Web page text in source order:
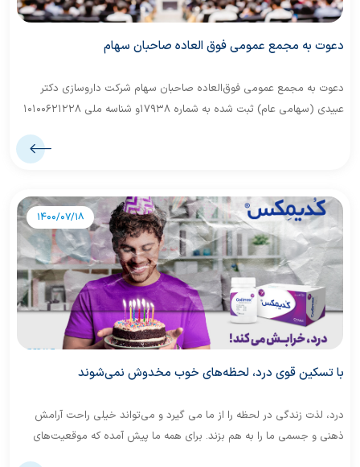
دعوت به مجمع عمومی فوق العاده صاحبان سهام
دعوت به مجمع عمومی فوق‌العاده صاحبان سهام شرکت داروسازی دکتر
عبیدی (سهامی عام) ثبت شده به شماره 17938و شناسه ملی 10100621228
1400/07/18
با تسکین قوی درد، لحظه‌های خوب مخدوش نمی‌شوند
درد، لذت زندگی در لحظه را از ما می گیرد و می‌تواند خیلی راحت آرامش
ذهنی و جسمی ما را به هم بزند. برای همه ما پیش آمده که موقعیت‌های